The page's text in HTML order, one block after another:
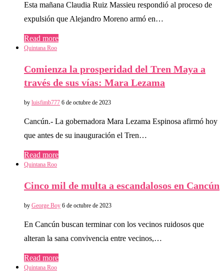
Esta mañana Claudia Ruiz Massieu respondió al proceso de
expulsión que Alejandro Moreno armó en…
Read more
Quintana Roo
Comienza la prosperidad del Tren Maya a
través de sus vías: Mara Lezama
by luisfimb777 6 de octubre de 2023
Cancún.- La gobernadora Mara Lezama Espinosa afirmó hoy
que antes de su inauguración el Tren…
Read more
Quintana Roo
Cinco mil de multa a escandalosos en Cancún
by George Boy 6 de octubre de 2023
En Cancún buscan terminar con los vecinos ruidosos que
alteran la sana convivencia entre vecinos,…
Read more
Quintana Roo